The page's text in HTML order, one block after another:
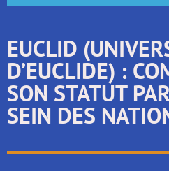
EUCLID
D’EUCLIDE) :
SON STATUT
SEIN DES